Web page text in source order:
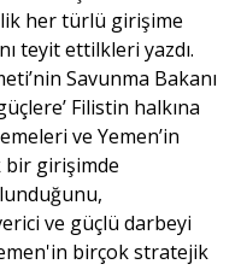
her türlü girişime
teyit ettilkleri yazdı.
Savunma Bakanı
Filistin halkına
ve Yemen’in
bir girişimde
ve güçlü darbeyi
birçok stratejik